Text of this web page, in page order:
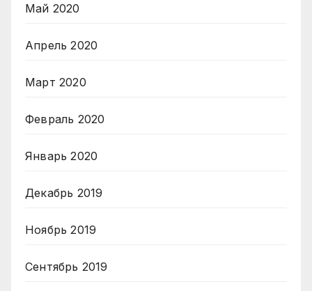
Май 2020
Апрель 2020
Март 2020
Февраль 2020
Январь 2020
Декабрь 2019
Ноябрь 2019
Сентябрь 2019